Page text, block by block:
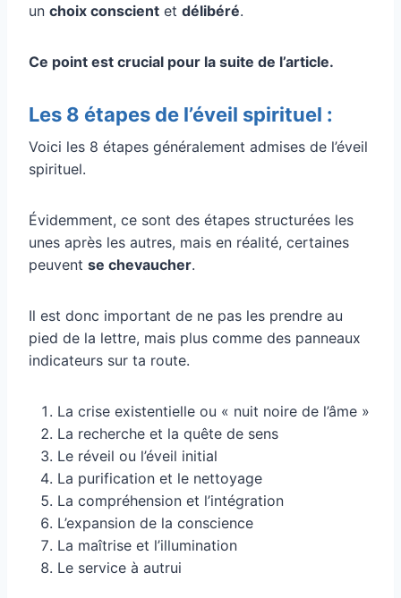
un choix conscient et délibéré.
Ce point est crucial pour la suite de l’article.
Les 8 étapes de l’éveil spirituel :
Voici les 8 étapes généralement admises de l’éveil
spirituel.
Évidemment, ce sont des étapes structurées les
unes après les autres, mais en réalité, certaines
peuvent se chevaucher.
Il est donc important de ne pas les prendre au
pied de la lettre, mais plus comme des panneaux
indicateurs sur ta route.
La crise existentielle ou « nuit noire de l’âme »
La recherche et la quête de sens
Le réveil ou l’éveil initial
La purification et le nettoyage
La compréhension et l’intégration
L’expansion de la conscience
La maîtrise et l’illumination
Le service à autrui